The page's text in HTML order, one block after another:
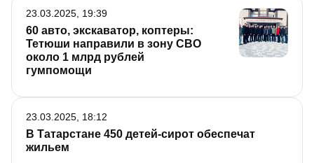
60 авто, экскаватор, коптеры:
Тетюши направили в зону СВО
около 1 млрд рублей
гумпомощи
23.03.2025, 19:39
В Татарстане 450 детей-сирот обеспечат
жильем
23.03.2025, 18:12